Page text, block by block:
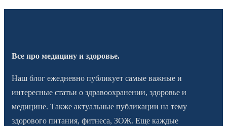
Все про медицину и здоровье.
Наш блог ежедневно публикует самые важные и
интересные статьи о здравоохранении, здоровье и
медицине. Также актуальные публикации на тему
здорового питания, фитнеса, ЗОЖ. Еще каждые